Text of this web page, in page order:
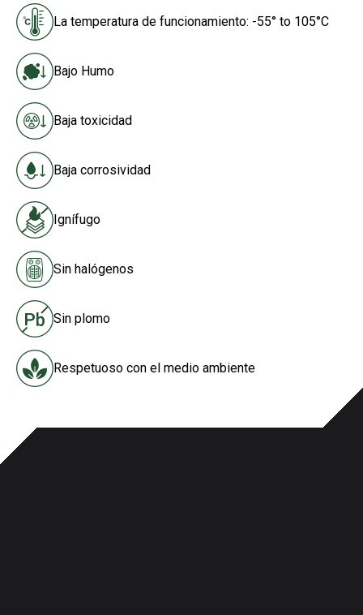
La temperatura de funcionamiento: -55° to 105°C
Bajo Humo
Baja toxicidad
Baja corrosividad
Ignífugo
Sin halógenos
Sin plomo
Respetuoso con el medio ambiente